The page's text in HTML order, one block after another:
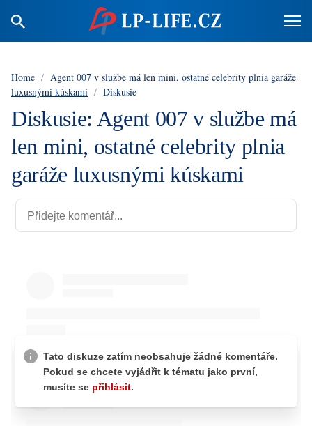
Home / Agent 007 v službe má len mini, ostatné celebrity plnia garáže
luxusnými kúskami / Diskusie
Diskusie: Agent 007 v službe má
len mini, ostatné celebrity plnia
garáže luxusnými kúskami